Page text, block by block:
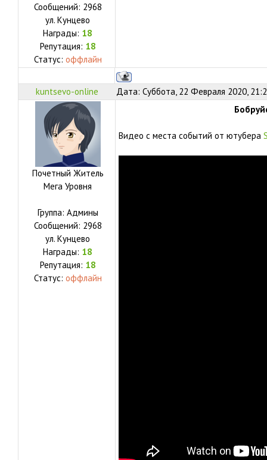
Сообщений: 2968
ул. Кунцево
Награды: 18
Репутация: 18
Статус: оффлайн
kuntsevo-online Дата: Суббота, 22 Февраля 2020,
Почетный Житель
Мега Уровня
Группа: Админы
Сообщений: 2968
ул. Кунцево
Награды: 18
Репутация: 18
Статус: оффлайн
Видео с места событий от ютубера